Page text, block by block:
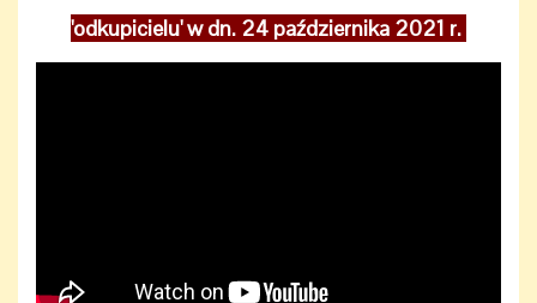
'odkupicielu' w dn. 24 października 2021 r.